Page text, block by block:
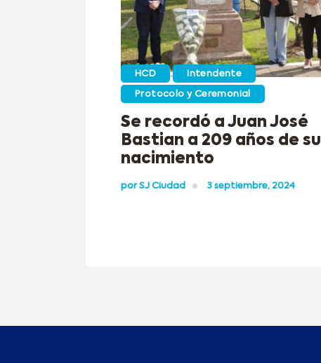
HCD Intendente
Protocolo y Ceremonial
Se recordó a Juan José
Bastian a 209 años de su
nacimiento
porSJ Ciudad 3 septiembre, 2024